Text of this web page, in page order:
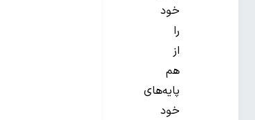
خود
را
از
هم
پایه‌های
خود